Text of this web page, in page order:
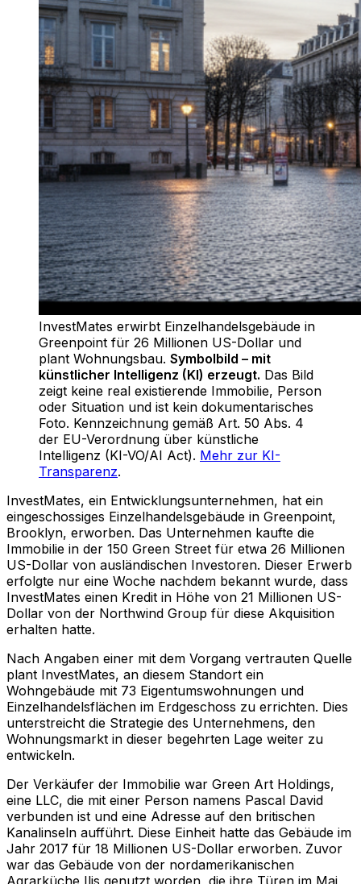
InvestMates erwirbt Einzelhandelsgebäude in
Greenpoint für 26 Millionen US-Dollar und
plant Wohnungsbau. Symbolbild – mit
künstlicher Intelligenz (KI) erzeugt. Das Bild
zeigt keine real existierende Immobilie, Person
oder Situation und ist kein dokumentarisches
Foto. Kennzeichnung gemäß Art. 50 Abs. 4
der EU-Verordnung über künstliche
Intelligenz (KI-VO/AI Act). Mehr zur KI-
Transparenz.
InvestMates, ein Entwicklungsunternehmen, hat ein
eingeschossiges Einzelhandelsgebäude in Greenpoint,
Brooklyn, erworben. Das Unternehmen kaufte die
Immobilie in der 150 Green Street für etwa 26 Millionen
US-Dollar von ausländischen Investoren. Dieser Erwerb
erfolgte nur eine Woche nachdem bekannt wurde, dass
InvestMates einen Kredit in Höhe von 21 Millionen US-
Dollar von der Northwind Group für diese Akquisition
erhalten hatte.
Nach Angaben einer mit dem Vorgang vertrauten Quelle
plant InvestMates, an diesem Standort ein
Wohngebäude mit 73 Eigentumswohnungen und
Einzelhandelsflächen im Erdgeschoss zu errichten. Dies
unterstreicht die Strategie des Unternehmens, den
Wohnungsmarkt in dieser begehrten Lage weiter zu
entwickeln.
Der Verkäufer der Immobilie war Green Art Holdings,
eine LLC, die mit einer Person namens Pascal David
verbunden ist und eine Adresse auf den britischen
Kanalinseln aufführt. Diese Einheit hatte das Gebäude im
Jahr 2017 für 18 Millionen US-Dollar erworben. Zuvor
war das Gebäude von der nordamerikanischen
Agrarküche Ilis genutzt worden, die ihre Türen im Mai